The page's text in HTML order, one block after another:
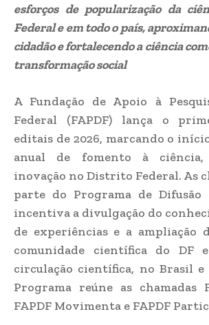
esforços de popularização da
Federal e em todo o país,
cidadão e fortalecendo a ciência
transformação social
A Fundação de Apoio à
Federal (FAPDF) lança o
editais de 2026, marcando o
anual de fomento à
inovação no Distrito Federal. As
parte do Programa de Difusão
incentiva a divulgação do
de experiências e a ampliação
comunidade científica do DF
circulação científica, no Brasil
Programa reúne as chamadas
FAPDF Movimenta e FAPDF